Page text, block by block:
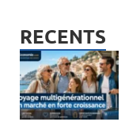
RECENTS